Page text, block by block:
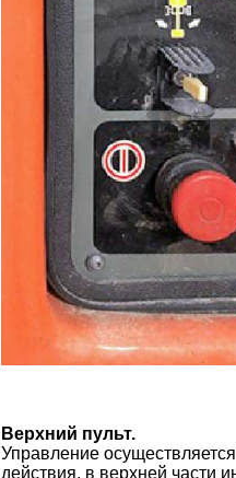
Верхний пульт.
Управление
действия, в верхней части